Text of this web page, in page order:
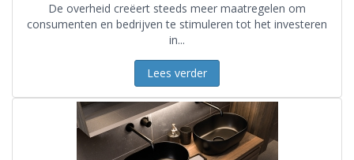
De overheid creëert steeds meer maatregelen om
consumenten en bedrijven te stimuleren tot het investeren
in...
Lees verder